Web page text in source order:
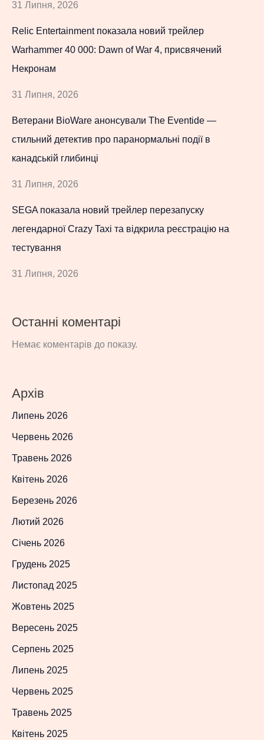
31 Липня, 2026
Relic Entertainment показала новий трейлер
Warhammer 40 000: Dawn of War 4, присвячений
Некронам
31 Липня, 2026
Ветерани BioWare анонсували The Eventide —
стильний детектив про паранормальні події в
канадській глибинці
31 Липня, 2026
SEGA показала новий трейлер перезапуску
легендарної Crazy Taxi та відкрила реєстрацію на
тестування
31 Липня, 2026
Останні коментарі
Немає коментарів до показу.
Архів
Липень 2026
Червень 2026
Травень 2026
Квітень 2026
Березень 2026
Лютий 2026
Січень 2026
Грудень 2025
Листопад 2025
Жовтень 2025
Вересень 2025
Серпень 2025
Липень 2025
Червень 2025
Травень 2025
Квітень 2025